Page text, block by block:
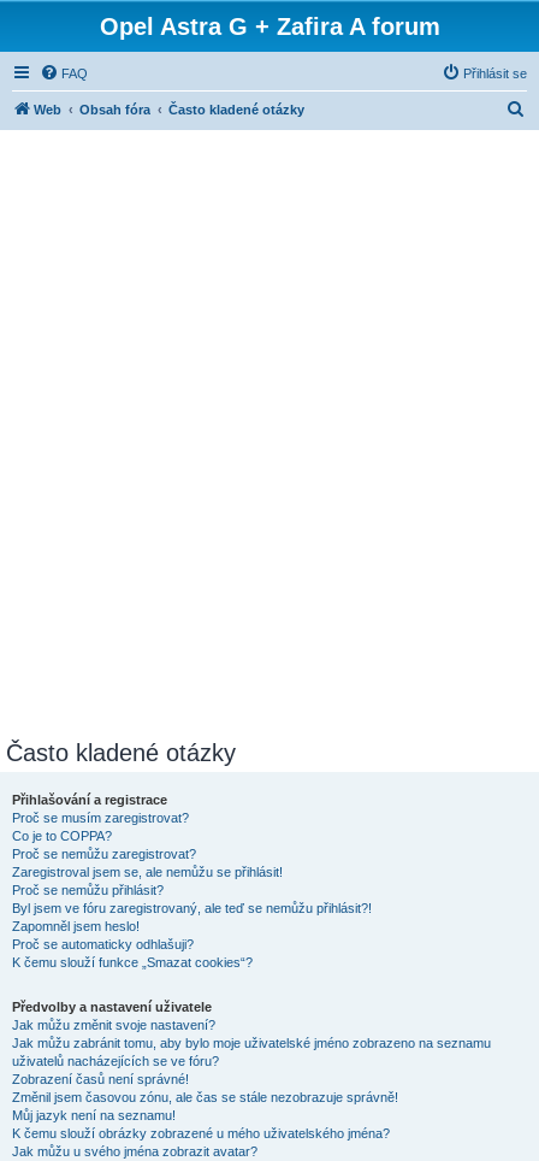
Opel Astra G + Zafira A forum
FAQ Přihlásit se
Web Obsah fóra Často kladené otázky
Často kladené otázky
Přihlašování a registrace
Proč se musím zaregistrovat?
Co je to COPPA?
Proč se nemůžu zaregistrovat?
Zaregistroval jsem se, ale nemůžu se přihlásit!
Proč se nemůžu přihlásit?
Byl jsem ve fóru zaregistrovaný, ale teď se nemůžu přihlásit?!
Zapomněl jsem heslo!
Proč se automaticky odhlašuji?
K čemu slouží funkce „Smazat cookies“?
Předvolby a nastavení uživatele
Jak můžu změnit svoje nastavení?
Jak můžu zabránit tomu, aby bylo moje uživatelské jméno zobrazeno na seznamu
uživatelů nacházejících se ve fóru?
Zobrazení časů není správné!
Změnil jsem časovou zónu, ale čas se stále nezobrazuje správně!
Můj jazyk není na seznamu!
K čemu slouží obrázky zobrazené u mého uživatelského jména?
Jak můžu u svého jména zobrazit avatar?